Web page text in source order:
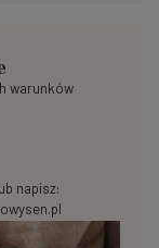
warunków
napisz: